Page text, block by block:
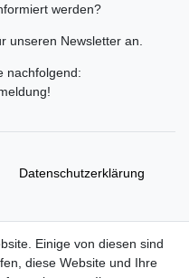
werden?
unseren Newsletter an.
nachfolgend:
!
Daten­schutz­erklärung
Einige von diesen sind
diese Website und Ihre